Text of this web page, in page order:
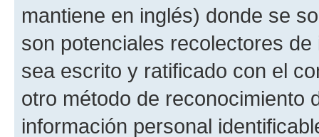
mantiene en inglés) donde se
son potenciales recolectores
sea escrito y ratificado con el
otro método de reconocimiento
información personal